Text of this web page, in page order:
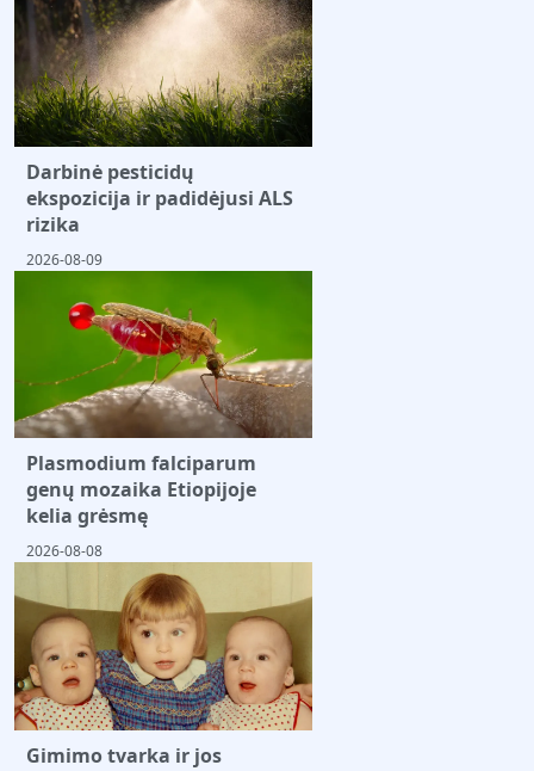
Darbinė pesticidų
ekspozicija ir padidėjusi ALS
rizika
2026-08-09
Plasmodium falciparum
genų mozaika Etiopijoje
kelia grėsmę
2026-08-08
Gimimo tvarka ir jos